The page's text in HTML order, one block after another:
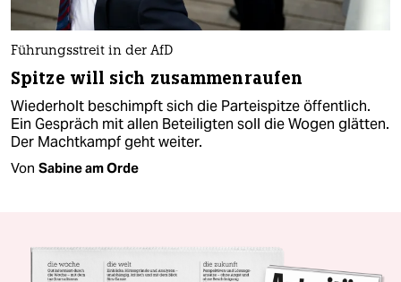
Führungsstreit in der AfD
Spitze will sich zusammenraufen
Wiederholt beschimpft sich die Parteispitze öffentlich.
Ein Gespräch mit allen Beteiligten soll die Wogen glätten.
Der Machtkampf geht weiter.
Von Sabine am Orde